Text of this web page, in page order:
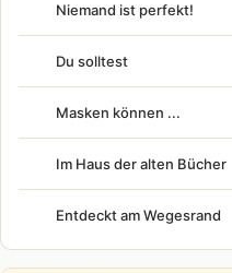
Niemand ist perfekt!
Du solltest
Masken können ...
Im Haus der alten Bücher
Entdeckt am Wegesrand